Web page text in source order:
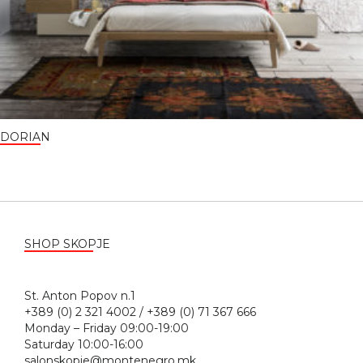
DORIAN
SHOP SKOPJE
St. Anton Popov n.1
+389 (0) 2 321 4002 / +389 (0) 71 367 666
Monday – Friday 09:00-19:00
Saturday 10:00-16:00